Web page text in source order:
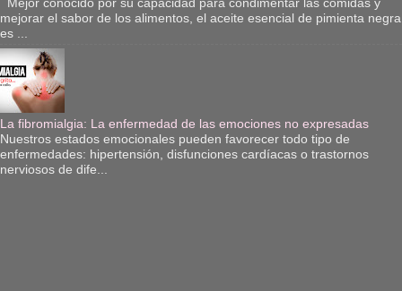
mejorar el sabor de los alimentos, el aceite esencial de pimienta negra
es ...
La fibromialgia: La enfermedad de las emociones no expresadas
Nuestros estados emocionales pueden favorecer todo tipo de
enfermedades: hipertensión, disfunciones cardíacas o trastornos
nerviosos de dife...